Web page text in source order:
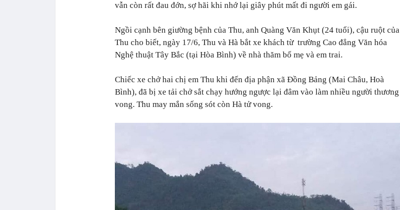
vẫn còn rất đau đớn, sợ hãi khi nhớ lại giây phút mất đi người em gái.
Ngồi cạnh bên giường bệnh của Thu, anh Quàng Văn Khụt (24 tuổi), cậu ruột của
Thu cho biết, ngày 17/6, Thu và Hà bắt xe khách từ trường Cao đẳng Văn hóa
Nghệ thuật Tây Bắc (tại Hòa Bình) về nhà thăm bố mẹ và em trai.
Chiếc xe chở hai chị em Thu khi đến địa phận xã Đồng Bảng (Mai Châu, Hoà
Bình), đã bị xe tải chở sắt chạy hướng ngược lại đâm vào làm nhiều người thương
vong. Thu may mắn sống sót còn Hà tử vong.